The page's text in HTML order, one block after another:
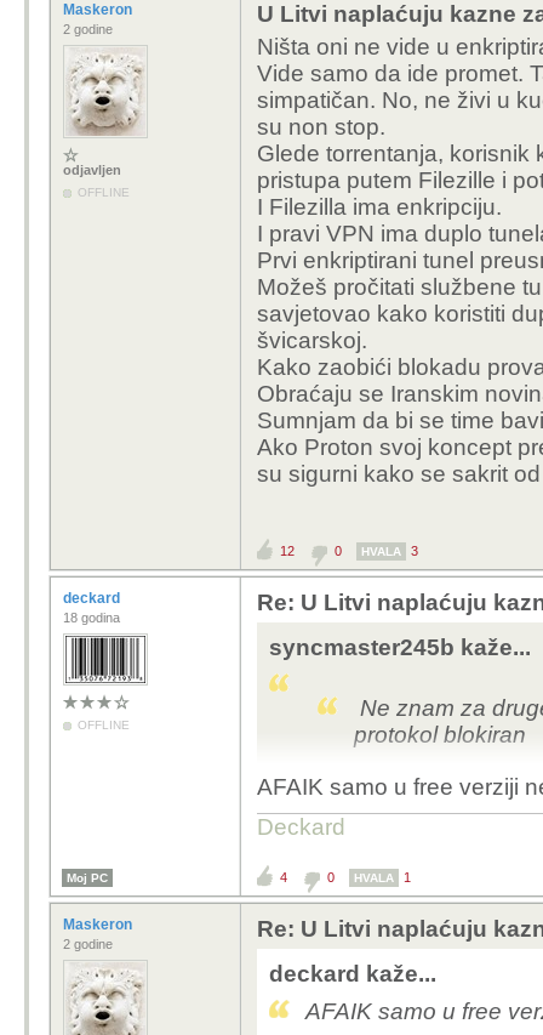
Maskeron
2 godine
odjavljen
OFFLINE
U Litvi naplaćuju kazne
Ništa oni ne vide u
Vide samo da ide promet.
simpatičan. No, ne živi u
su non stop.
Glede torrentanja, korisnik
pristupa putem Filezille i
I Filezilla ima enkripciju.
I pravi VPN ima duplo
Prvi enkriptirani tunel
Možeš pročitati službene
savjetovao kako koristiti
švicarskoj.
Kako zaobići blokadu
Obraćaju se Iranskim
Sumnjam da bi se time
Ako Proton svoj koncept
su sigurni kako se sakrit
12 0 HVALA 3
deckard
18 godina
OFFLINE
Re: U Litvi naplaćuju
syncmaster245b kaže...
Ne znam za
protokol blokiran
AFAIK samo u free verziji
Deckard
Moj PC 4 0 HVALA 1
Maskeron
2 godine
Re: U Litvi naplaćuju
deckard kaže...
AFAIK samo u free